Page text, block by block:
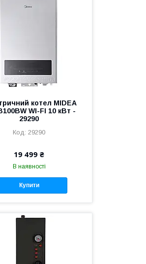
котел MIDEA
WI-FI 10 кВт -
29290
29290
19 499 ₴
В наявності
Купити